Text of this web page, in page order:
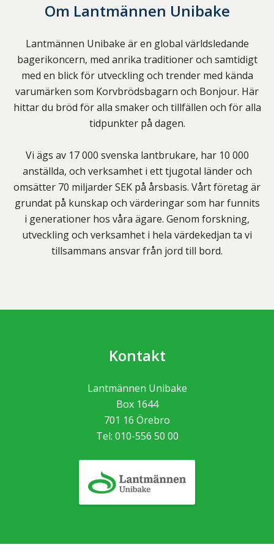
Om Lantmännen Unibake
Lantmännen Unibake är en global världsledande
bagerikoncern, med anrika traditioner och samtidigt
med en blick för utveckling och trender med kända
varumärken som Korvbrödsbagarn och Bonjour. Här
hittar du bröd för alla smaker och tillfällen och för alla
tidpunkter på dagen.
Vi ägs av 17 000 svenska lantbrukare, har 10 000
anställda, och verksamhet i ett tjugotal länder och
omsätter 70 miljarder SEK på årsbasis. Vårt företag är
grundat på kunskap och värderingar som har funnits
i generationer hos våra ägare. Genom forskning,
utveckling och verksamhet i hela värdekedjan ta vi
tillsammans ansvar från jord till bord.
Kontakt
Lantmännen Unibake
Box 1644
701 16 Örebro
Tel: 010-556 50 00